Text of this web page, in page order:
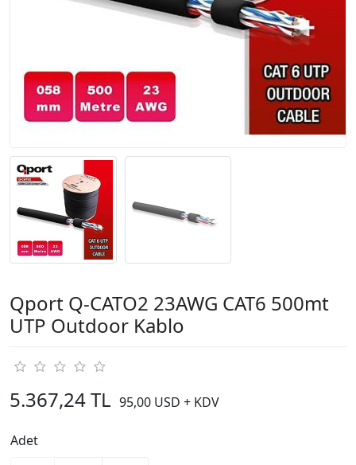
Qport Q-CATO2 23AWG CAT6 500mt
UTP Outdoor Kablo
5.367,24 TL 95,00 USD + KDV
Adet